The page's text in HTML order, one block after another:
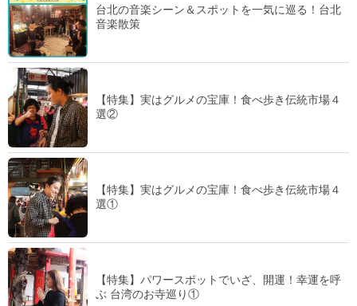
台北の音楽シーン＆スポットを一気に巡る！台北
音楽散策
【特集】実はグルメの宝庫！食べ歩き伝統市場４
選②
【特集】実はグルメの宝庫！食べ歩き伝統市場４
選①
【特集】パワースポットでいざ、開運！幸運を呼
ぶ 台湾のお寺巡り①